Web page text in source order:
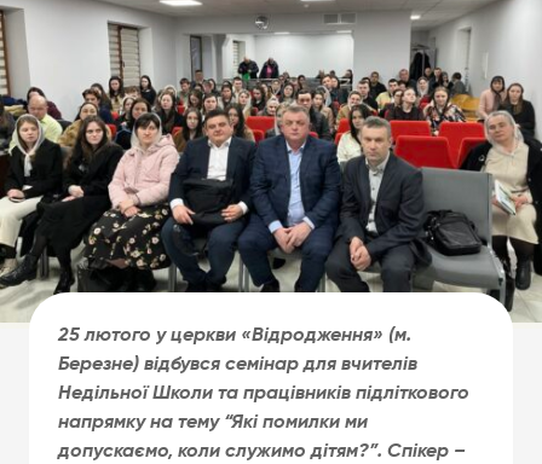
25 лютого у церкви «Відродження» (м.
Березне) відбувся семінар для вчителів
Недільної Школи та працівників підліткового
напрямку на тему “Які помилки ми
допускаємо, коли служимо дітям?”. Спікер –